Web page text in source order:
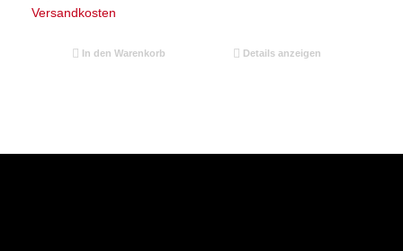
Versandkosten
In den Warenkorb Details anzeigen